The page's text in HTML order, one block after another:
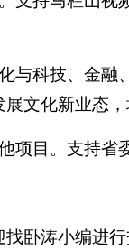
与科技、金
文化新业态
项目。支持
卧涛小编进